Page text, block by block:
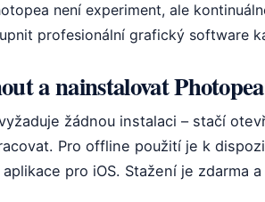
není experiment, ale
profesionální grafický software
a nainstalovat
žádnou instalaci – stačí
Pro offline použití je k
pro iOS. Stažení je zdarma